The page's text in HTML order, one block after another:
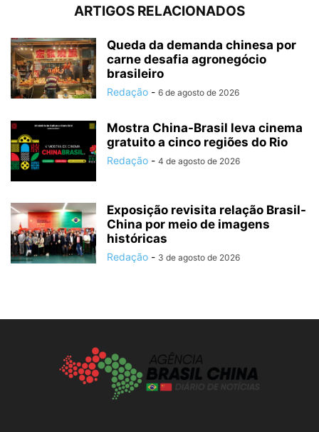
ARTIGOS RELACIONADOS
Queda da demanda chinesa por
carne desafia agronegócio
brasileiro
Redação - 6 de agosto de 2026
Mostra China-Brasil leva cinema
gratuito a cinco regiões do Rio
Redação - 4 de agosto de 2026
Exposição revisita relação Brasil-
China por meio de imagens
históricas
Redação - 3 de agosto de 2026